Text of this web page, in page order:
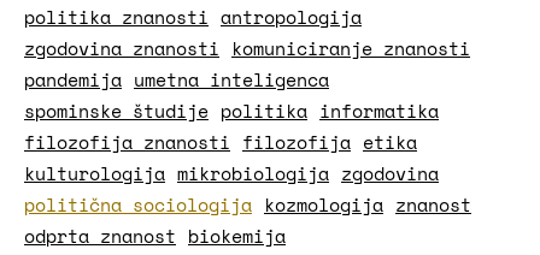
politika znanosti antropologija
zgodovina znanosti komuniciranje znanosti
pandemija umetna inteligenca
spominske študije politika informatika
filozofija znanosti filozofija etika
kulturologija mikrobiologija zgodovina
politična sociologija kozmologija znanost
odprta znanost biokemija